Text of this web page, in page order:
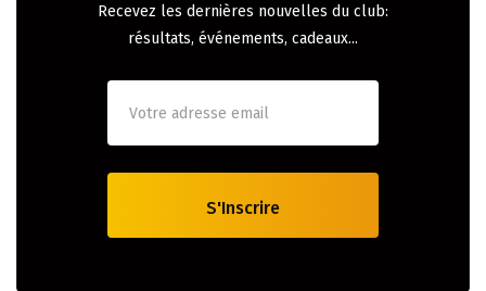
Recevez les dernières nouvelles du club:
résultats, événements, cadeaux...